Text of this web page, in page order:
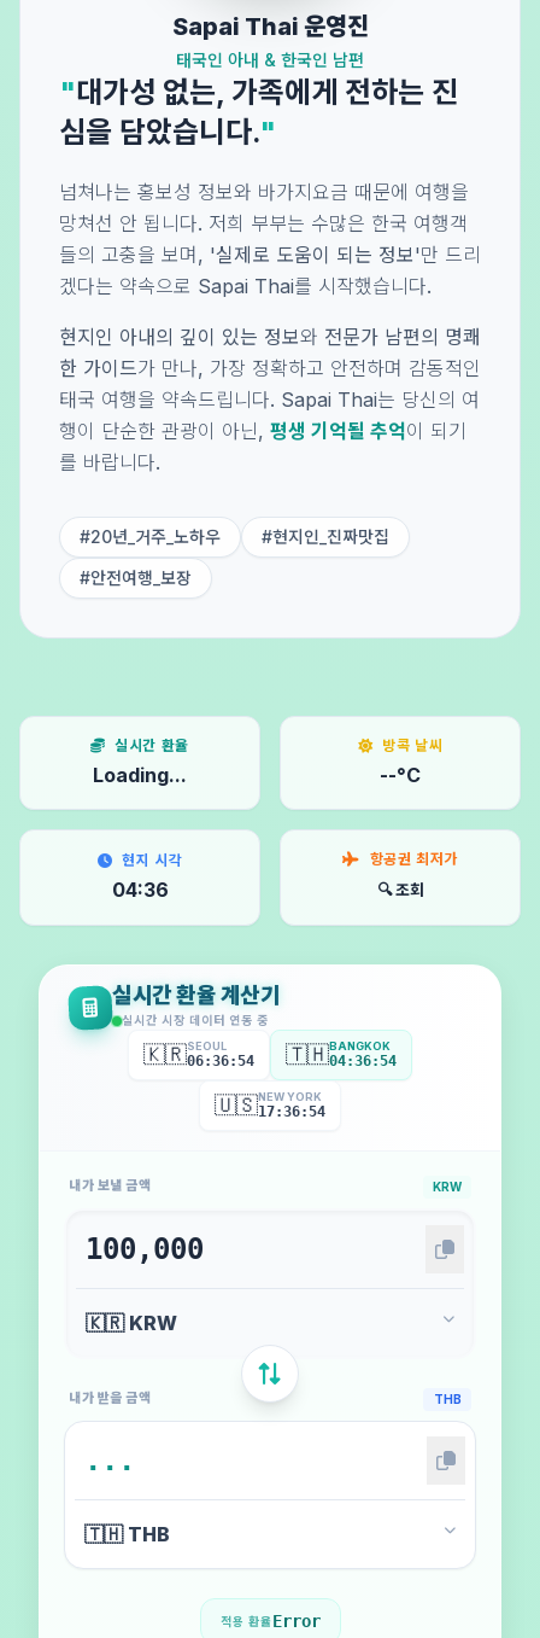
Sapai Thai 운영진
태국인 아내 & 한국인 남편
"대가성 없는, 가족에게 전하는 진
심을 담았습니다."
넘쳐나는 홍보성 정보와 바가지요금 때문에 여행을
망쳐선 안 됩니다. 저희 부부는 수많은 한국 여행객
들의 고충을 보며, '실제로 도움이 되는 정보'만 드리
겠다는 약속으로 Sapai Thai를 시작했습니다.
현지인 아내의 깊이 있는 정보와 전문가 남편의 명쾌
한 가이드가 만나, 가장 정확하고 안전하며 감동적인
태국 여행을 약속드립니다. Sapai Thai는 당신의 여
행이 단순한 관광이 아닌, 평생 기억될 추억이 되기
를 바랍니다.
#20년_거주_노하우
#현지인_진짜맛집
#안전여행_보장
실시간 환율
Loading...
방콕 날씨
--°C
현지 시각
04:36
항공권 최저가
🔍 조회
실시간 환율 계산기
실시간 시장 데이터 연동 중
🇰🇷SEOUL
06:36:57 🇹🇭BANGKOK
04:36:57
🇺🇸NEW YORK
17:36:57
내가 보낼 금액 KRW
내가 받을 금액 THB
적용 환율Error